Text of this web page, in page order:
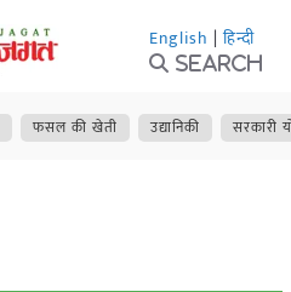
English | हिन्दी
Search
फसल की खेती उद्यानिकी सरकारी